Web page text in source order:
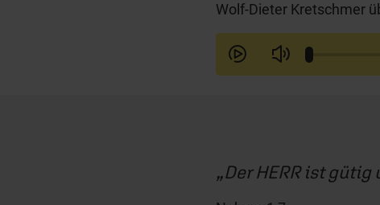
Wolf-Dieter Kretschmer
Der HERR ist